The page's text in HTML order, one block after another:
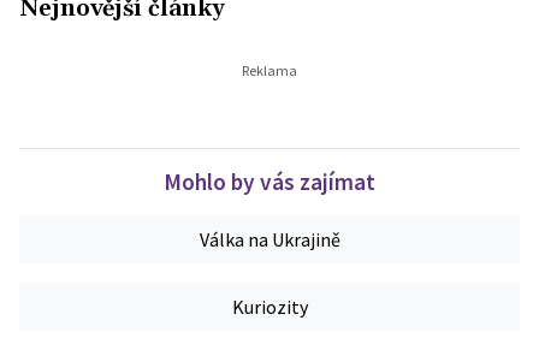
Nejnovější články
Mohlo by vás zajímat
Válka na Ukrajině
Kuriozity